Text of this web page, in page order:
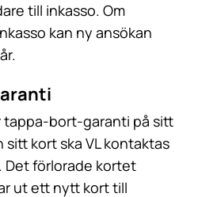
till inkasso. Om
kan ny ansökan
tappa-bort-garanti på sitt
sitt kort ska VL kontaktas
Det förlorade kortet
ut ett nytt kort till